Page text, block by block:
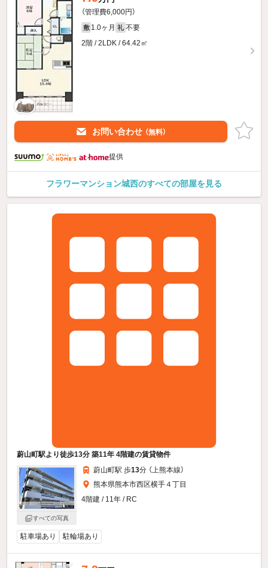
（管理費6,000円）
敷 1.0ヶ月 礼 不要
2階 / 2LDK / 64.42㎡
お問い合わせ （無料）
提供
フラワーマンション城西のすべての部屋を見る
蔚山町駅より徒歩13分 築11年 4階建の賃貸物件
すべての写真
蔚山町駅 歩13分 （上熊本線）
熊本県熊本市西区横手４丁目
4階建 / 11年 / RC
駐車場あり 駐輪場あり